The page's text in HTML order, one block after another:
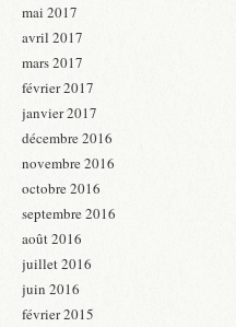
mai 2017
avril 2017
mars 2017
février 2017
janvier 2017
décembre 2016
novembre 2016
octobre 2016
septembre 2016
août 2016
juillet 2016
juin 2016
février 2015